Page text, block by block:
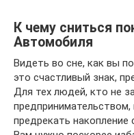
К чему сниться
Автомобиля
Видеть во сне, как вы
это счастливый знак,
Для тех людей, кто не
предрекать